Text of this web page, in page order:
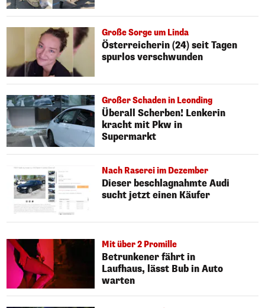
Große Sorge um Linda
Österreicherin (24) seit Tagen
spurlos verschwunden
Großer Schaden in Leonding
Überall Scherben! Lenkerin
kracht mit Pkw in
Supermarkt
Nach Raserei im Dezember
Dieser beschlagnahmte Audi
sucht jetzt einen Käufer
Mit über 2 Promille
Betrunkener fährt in
Laufhaus, lässt Bub in Auto
warten